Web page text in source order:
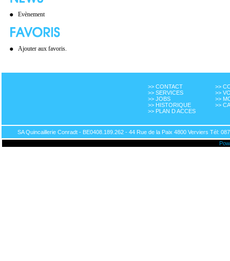
Evènement
Ajouter aux favoris.
>> CONTACT
>> SERVICES
>> JOBS
>> HISTORIQUE
>> PLAN D ACCES
>>
>>
>>
>>
SA Quincaillerie Conradt - BE0408.189.262 - 44 Rue de la Paix 4800 Verviers Tél: